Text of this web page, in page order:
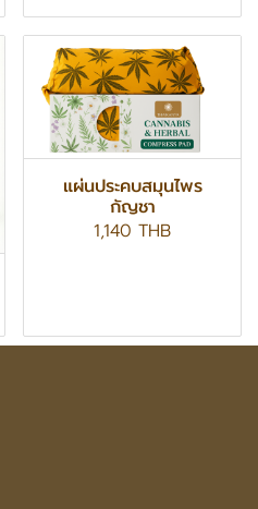
แผ่นประคบสมุนไพร
กัญชา
1,140 THB